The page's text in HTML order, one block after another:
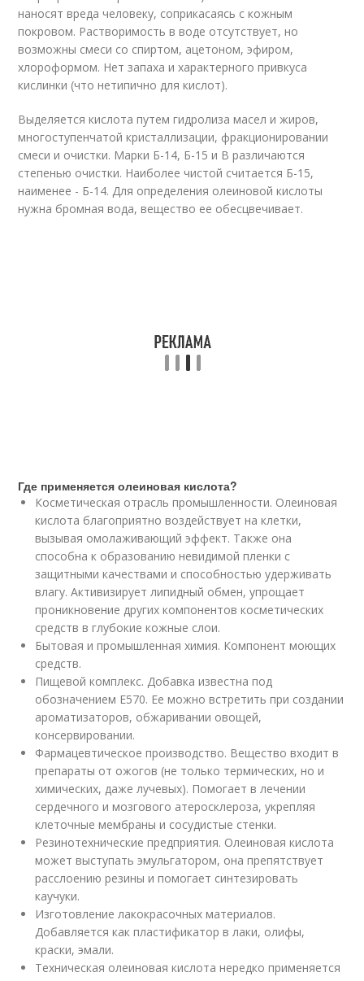
наносят вреда человеку, соприкасаясь с кожным
покровом. Растворимость в воде отсутствует, но
возможны смеси со спиртом, ацетоном, эфиром,
хлороформом. Нет запаха и характерного привкуса
кислинки (что нетипично для кислот).
Выделяется кислота путем гидролиза масел и жиров,
многоступенчатой кристаллизации, фракционировании
смеси и очистки. Марки Б-14, Б-15 и B различаются
степенью очистки. Наиболее чистой считается Б-15,
наименее - Б-14. Для определения олеиновой кислоты
нужна бромная вода, вещество ее обесцвечивает.
Где применяется олеиновая кислота?
Косметическая отрасль промышленности. Олеиновая
кислота благоприятно воздействует на клетки,
вызывая омолаживающий эффект. Также она
способна к образованию невидимой пленки с
защитными качествами и способностью удерживать
влагу. Активизирует липидный обмен, упрощает
проникновение других компонентов косметических
средств в глубокие кожные слои.
Бытовая и промышленная химия. Компонент моющих
средств.
Пищевой комплекс. Добавка известна под
обозначением E570. Ее можно встретить при создании
ароматизаторов, обжаривании овощей,
консервировании.
Фармацевтическое производство. Вещество входит в
препараты от ожогов (не только термических, но и
химических, даже лучевых). Помогает в лечении
сердечного и мозгового атеросклероза, укрепляя
клеточные мембраны и сосудистые стенки.
Резинотехнические предприятия. Олеиновая кислота
может выступать эмульгатором, она препятствует
расслоению резины и помогает синтезировать
каучуки.
Изготовление лакокрасочных материалов.
Добавляется как пластификатор в лаки, олифы,
краски, эмали.
Техническая олеиновая кислота нередко применяется